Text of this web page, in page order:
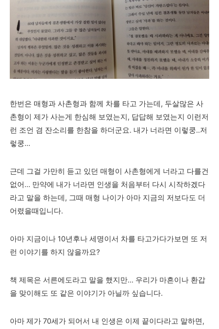
한번은 매형과 사촌형과 함께 차를 타고 가는데, 두살많은 사
촌형이 제가 사는게 한심해 보였는지, 답답해 보였는지 이런저
런 조언 겸 잔소리를 한참을 하더군요. 내가 너라면 이렇쿵..저
렇쿵...
근데 그걸 가만히 듣고 있던 매형이 사촌형에게 너라고 다를건
없어... 만약에 내가 너라면 인생을 처음부터 다시 시작하겠다
라고 말을 하는데, 그때 매형 나이가 아마 지금의 저보다도 더
어렸을때입니다.
아마 지금이나 10년후나 세명이서 차를 타고가다가보면 또 저
런 이야기를 하지 않을까요?
책 제목은 서른에도라고 말을 했지만... 우리가 마흔이나 환갑
을 맞이해도 또 같은 이야기가 아닐까 싶습니다.
아마 제가 70세가 되어서 내 인생은 이제 끝이다라고 말하면,